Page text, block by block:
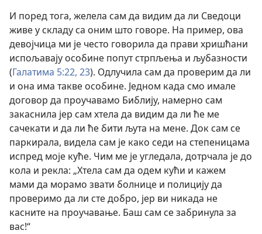
И поред тога, желела сам да видим да ли Сведоци
живе у складу са оним што говоре. На пример, ова
девојчица ми је често говорила да прави хришћани
испољавају особине попут стрпљења и љубазности
(Галатима 5:22, 23). Одлучила сам да проверим да ли
и она има такве особине. Једном када смо имале
договор да проучавамо Библију, намерно сам
закаснила јер сам хтела да видим да ли ће ме
сачекати и да ли ће бити љута на мене. Док сам се
паркирала, видела сам је како седи на степеницама
испред моје куће. Чим ме је угледала, дотрчала је до
кола и рекла: „Хтела сам да одем кући и кажем
мами да морамо звати болнице и полицију да
проверимо да ли сте добро, јер ви никада не
касните на проучавање. Баш сам се забринула за
вас!“